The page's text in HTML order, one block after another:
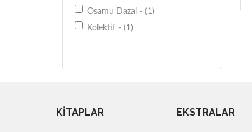
Osamu Dazai - (1)
Kolektif - (1)
KİTAPLAR EKSTRALAR